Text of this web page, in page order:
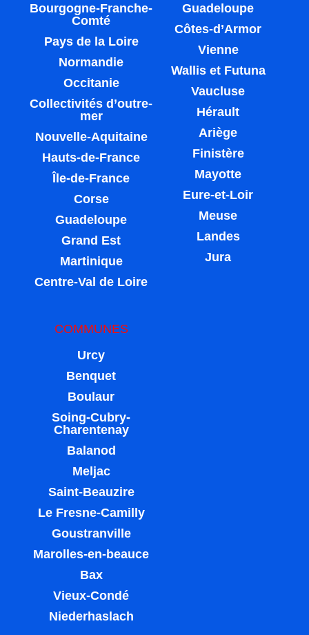
Bourgogne-Franche-
Comté
Pays de la Loire
Normandie
Occitanie
Collectivités d’outre-
mer
Nouvelle-Aquitaine
Hauts-de-France
Île-de-France
Corse
Guadeloupe
Grand Est
Martinique
Centre-Val de Loire
Guadeloupe
Côtes-d’Armor
Vienne
Wallis et Futuna
Vaucluse
Hérault
Ariège
Finistère
Mayotte
Eure-et-Loir
Meuse
Landes
Jura
COMMUNES
Urcy
Benquet
Boulaur
Soing-Cubry-
Charentenay
Balanod
Meljac
Saint-Beauzire
Le Fresne-Camilly
Goustranville
Marolles-en-beauce
Bax
Vieux-Condé
Niederhaslach